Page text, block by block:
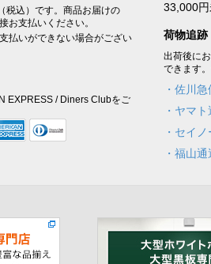
税込）です。商品お届けの
お支払いください。
払いができない場合がござい
EXPRESS / Diners Clubをご
33,000
荷物追跡
出荷後に
できます
・佐川
・ヤマ
・セイ
・福山通